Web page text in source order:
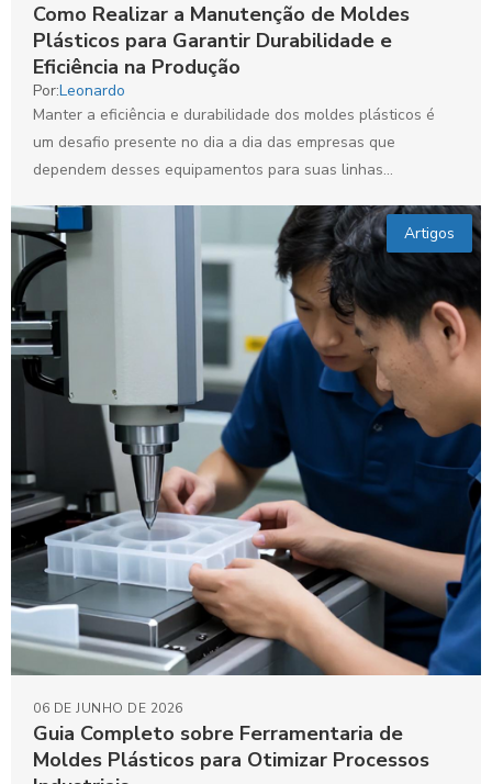
Como Realizar a Manutenção de Moldes
Plásticos para Garantir Durabilidade e
Eficiência na Produção
Por:Leonardo
Manter a eficiência e durabilidade dos moldes plásticos é
um desafio presente no dia a dia das empresas que
dependem desses equipamentos para suas linhas...
Artigos
Guia Completo sobre Ferramentaria de
Moldes Plásticos para Otimizar Processos
06 DE JUNHO DE 2026